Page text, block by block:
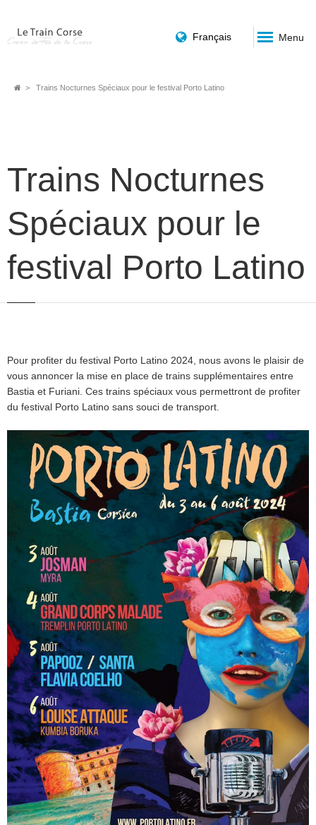
Français Menu
FilTrains Nocturnes Spéciaux pour le festival Porto Latino
Trains Nocturnes
Spéciaux pour le
festival Porto Latino
Pour profiter du festival Porto Latino 2024, nous avons le plaisir de
vous annoncer la mise en place de trains supplémentaires entre
Bastia et Furiani. Ces trains spéciaux vous permettront de profiter
du festival Porto Latino sans souci de transport.